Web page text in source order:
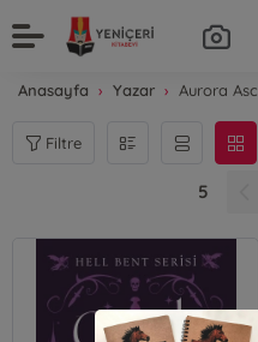
Anasayfa Yazar Aurora
Filtre
5